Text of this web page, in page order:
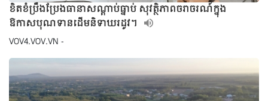
ខិតខំប្រឹងប្រែងធានាសណ្តាប់ធ្នាប់ សុវត្ថិភាពចរាចរណ៍ក្នុង
ឱកាសបុណទានដើមនិទាឃរដូវ។
VOV4.VOV.VN -